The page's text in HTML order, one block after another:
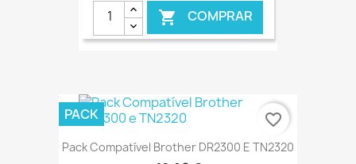
 COMPRAR
Pack Compatível Brother DR2300 E TN2320
PACK favorite_border